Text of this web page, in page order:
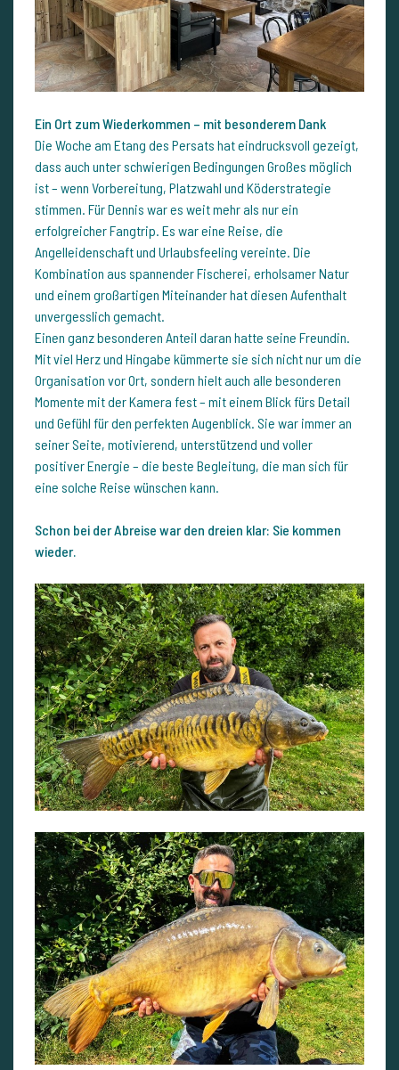
Ein Ort zum Wiederkommen – mit besonderem Dank
Die Woche am Etang des Persats hat eindrucksvoll gezeigt,
dass auch unter schwierigen Bedingungen Großes möglich
ist – wenn Vorbereitung, Platzwahl und Köderstrategie
stimmen. Für Dennis war es weit mehr als nur ein
erfolgreicher Fangtrip. Es war eine Reise, die
Angelleidenschaft und Urlaubsfeeling vereinte. Die
Kombination aus spannender Fischerei, erholsamer Natur
und einem großartigen Miteinander hat diesen Aufenthalt
unvergesslich gemacht.
Einen ganz besonderen Anteil daran hatte seine Freundin.
Mit viel Herz und Hingabe kümmerte sie sich nicht nur um die
Organisation vor Ort, sondern hielt auch alle besonderen
Momente mit der Kamera fest – mit einem Blick fürs Detail
und Gefühl für den perfekten Augenblick. Sie war immer an
seiner Seite, motivierend, unterstützend und voller
positiver Energie – die beste Begleitung, die man sich für
eine solche Reise wünschen kann.
Schon bei der Abreise war den dreien klar: Sie kommen
wieder.